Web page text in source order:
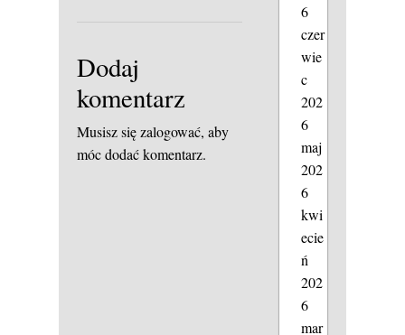
Dodaj
komentarz
Musisz sięzalogować, aby
móc dodać komentarz.
6
czer
wie
c
202
6
maj
202
6
kwi
ecie
ń
202
6
mar